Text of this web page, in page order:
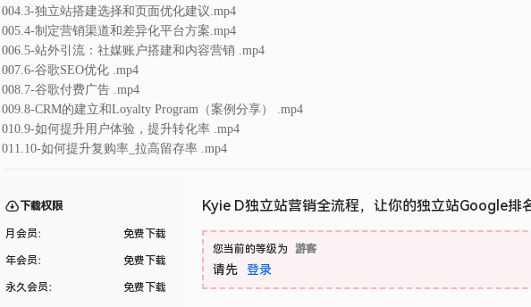
004.3-独立站搭建选择和页面优化建议.mp4
005.4-制定营销渠道和差异化平台方案.mp4
006.5-站外引流：社媒账户搭建和内容营销 .mp4
007.6-谷歌SEO优化 .mp4
008.7-谷歌付费广告 .mp4
009.8-CRM的建立和Loyalty Program（案例分享） .mp4
010.9-如何提升用户体验，提升转化率 .mp4
011.10-如何提升复购率_拉高留存率 .mp4
下载权限
月会员： 免费下载
年会员： 免费下载
永久会员： 免费下载
Kyie D独立站营销全流程，让你的独立站Google排
您当前的等级为 游客
请先 登录